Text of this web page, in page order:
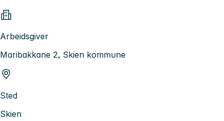
Arbeidsgiver
Maribakkane 2, Skien kommune
Sted
Skien